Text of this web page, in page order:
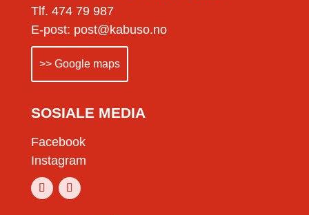
Tlf. 474 79 987
E-post: post@kabuso.no
>> Google maps
SOSIALE MEDIA
Facebook
Instagram